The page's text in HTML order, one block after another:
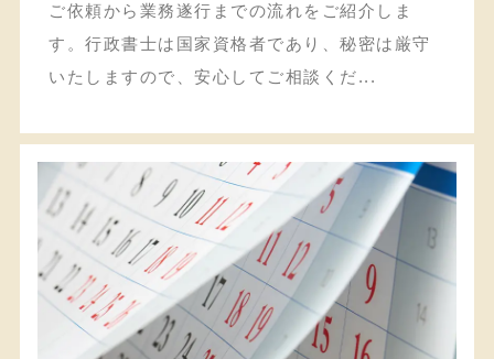
ご依頼から業務遂行までの流れをご紹介しま
す。行政書士は国家資格者であり、秘密は厳守
いたしますので、安心してご相談くだ...